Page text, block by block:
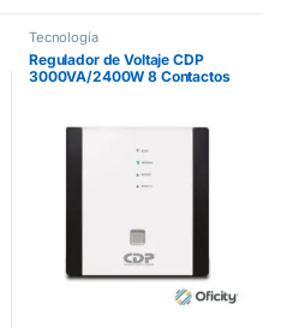
Tecnología
Regulador de Voltaje CDP
3000VA/2400W 8 Contactos